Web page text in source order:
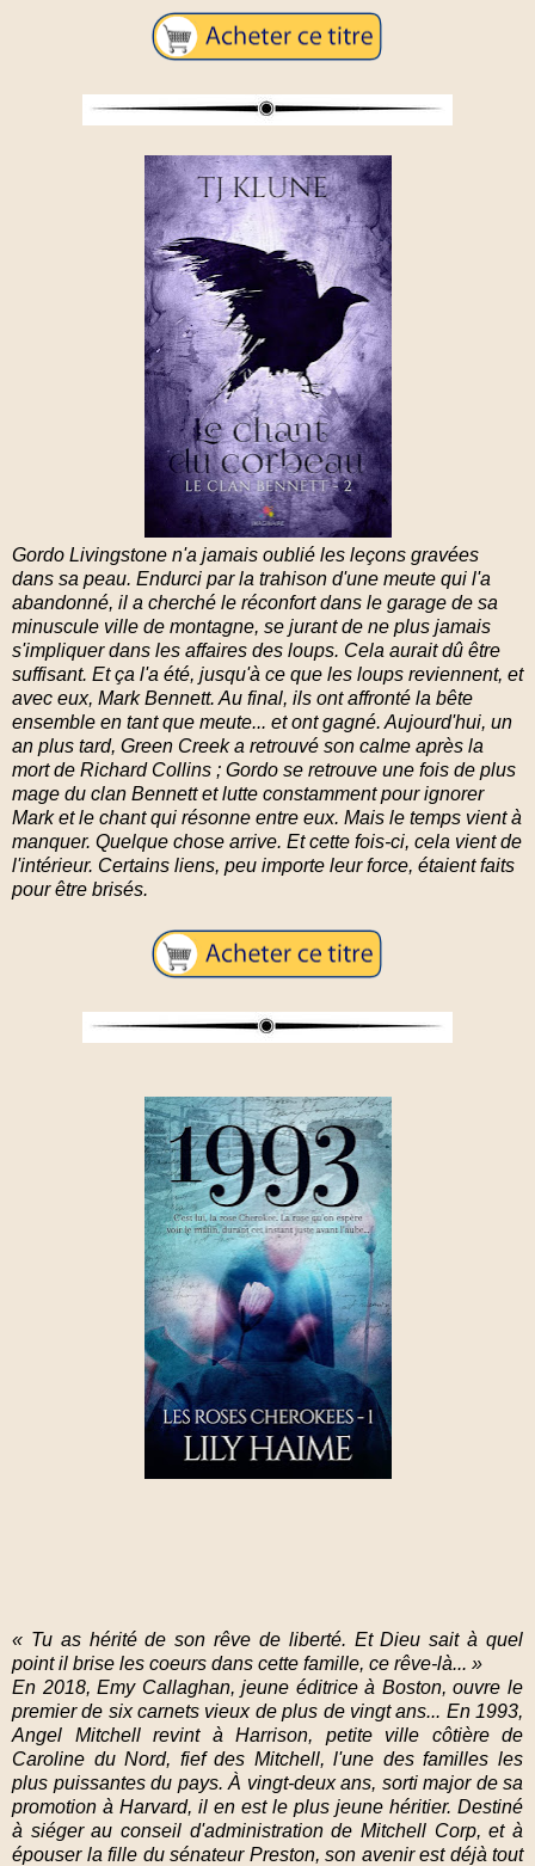
Gordo Livingstone n'a jamais oublié les leçons gravées
dans sa peau. Endurci par la trahison d'une meute qui l'a
abandonné, il a cherché le réconfort dans le garage de sa
minuscule ville de montagne, se jurant de ne plus jamais
s'impliquer dans les affaires des loups. Cela aurait dû être
suffisant. Et ça l'a été, jusqu'à ce que les loups reviennent, et
avec eux, Mark Bennett. Au final, ils ont affronté la bête
ensemble en tant que meute... et ont gagné. Aujourd'hui, un
an plus tard, Green Creek a retrouvé son calme après la
mort de Richard Collins ; Gordo se retrouve une fois de plus
mage du clan Bennett et lutte constamment pour ignorer
Mark et le chant qui résonne entre eux. Mais le temps vient à
manquer. Quelque chose arrive. Et cette fois-ci, cela vient de
l'intérieur. Certains liens, peu importe leur force, étaient faits
pour être brisés.
« Tu as hérité de son rêve de liberté. Et Dieu sait à quel
point il brise les coeurs dans cette famille, ce rêve-là... »
En 2018, Emy Callaghan, jeune éditrice à Boston, ouvre le
premier de six carnets vieux de plus de vingt ans... En 1993,
Angel Mitchell revint à Harrison, petite ville côtière de
Caroline du Nord, fief des Mitchell, l'une des familles les
plus puissantes du pays. À vingt-deux ans, sorti major de sa
promotion à Harvard, il en est le plus jeune héritier. Destiné
à siéger au conseil d'administration de Mitchell Corp, et à
épouser la fille du sénateur Preston, son avenir est déjà tout